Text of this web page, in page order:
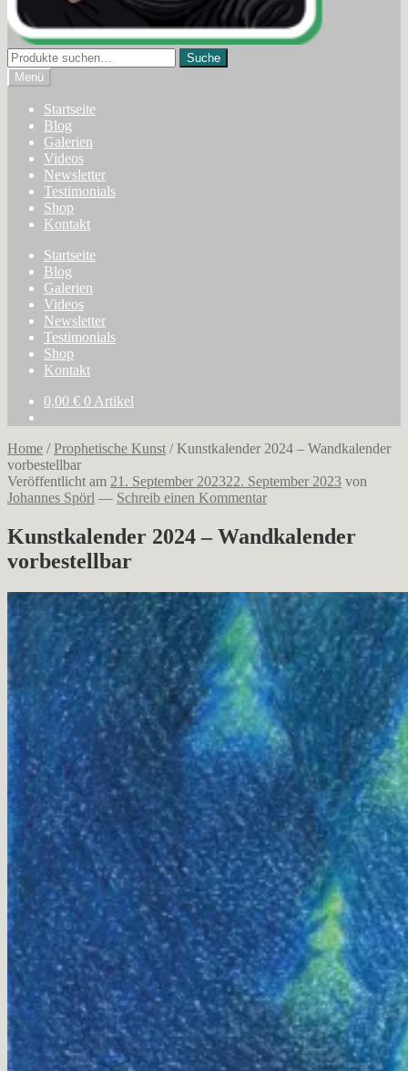
Suche
nach:
Suche
Menü
Startseite
Blog
Galerien
Videos
Newsletter
Testimonials
Shop
Kontakt
Startseite
Blog
Galerien
Videos
Newsletter
Testimonials
Shop
Kontakt
0,00 € 0 Artikel
Home /Prophetische Kunst /Kunstkalender 2024 – Wandkalender
vorbestellbar
Veröffentlicht am 21. September 202322. September 2023 von
Johannes Spörl — Schreib einen Kommentar
Kunstkalender 2024 – Wandkalender
vorbestellbar